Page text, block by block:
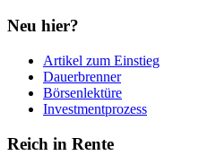
Neu hier?
Artikel zum Einstieg
Dauerbrenner
Börsenlektüre
Investmentprozess
Reich in Rente